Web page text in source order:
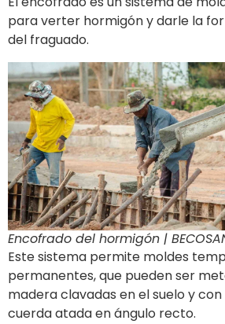
para verter hormigón y darle la
del fraguado.
Encofrado del hormigón |
Este sistema permite moldes
permanentes, que pueden ser
madera clavadas en el suelo y
cuerda atada en ángulo recto.